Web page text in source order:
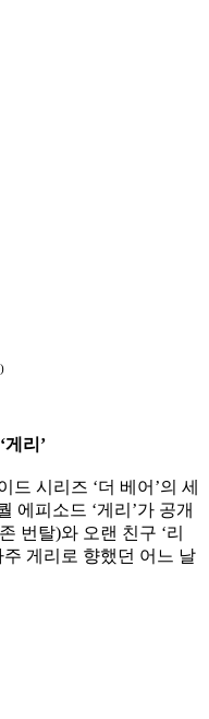
리’
시리즈 ‘더 베어’의 세
에피소드 ‘게리’가 공개
번탈)와 오랜 친구 ‘리
게리로 향했던 어느 날